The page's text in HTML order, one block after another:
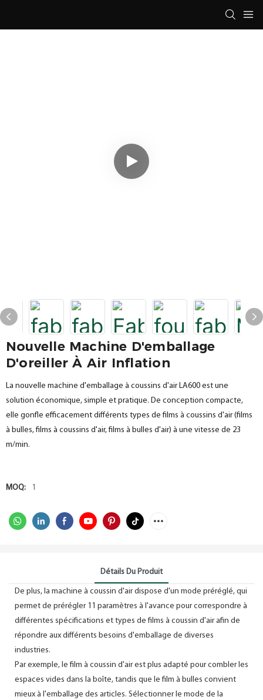
Nouvelle Machine D'emballage
D'oreiller À Air Inflation
La nouvelle machine d'emballage à coussins d'air LA600 est une
solution économique, simple et pratique. De conception compacte,
elle gonfle efficacement différents types de films à coussins d'air (films
à bulles, films à coussins d'air, films à bulles d'air) à une vitesse de 23
m/min.
MOQ: 1
Détails Du Produit
De plus, la machine à coussin d'air dispose d'un mode préréglé, qui
permet de prérégler 11 paramètres à l'avance pour correspondre à
différentes spécifications et types de films à coussin d'air afin de
répondre aux différents besoins d'emballage de diverses
industries.
Par exemple, le film à coussin d'air est plus adapté pour combler les
espaces vides dans la boîte, tandis que le film à bulles convient
mieux à l'emballage des articles. Sélectionner le mode de la